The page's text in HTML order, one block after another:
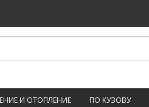
И ОТОПЛЕНИЕ ПО КУЗОВУ